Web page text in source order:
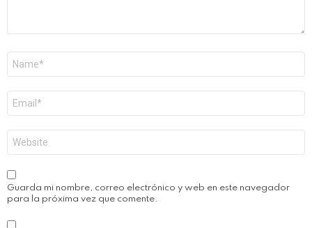
electrónico
*
Guarda mi nombre, correo electrónico y web en este navegador
para la próxima vez que comente.